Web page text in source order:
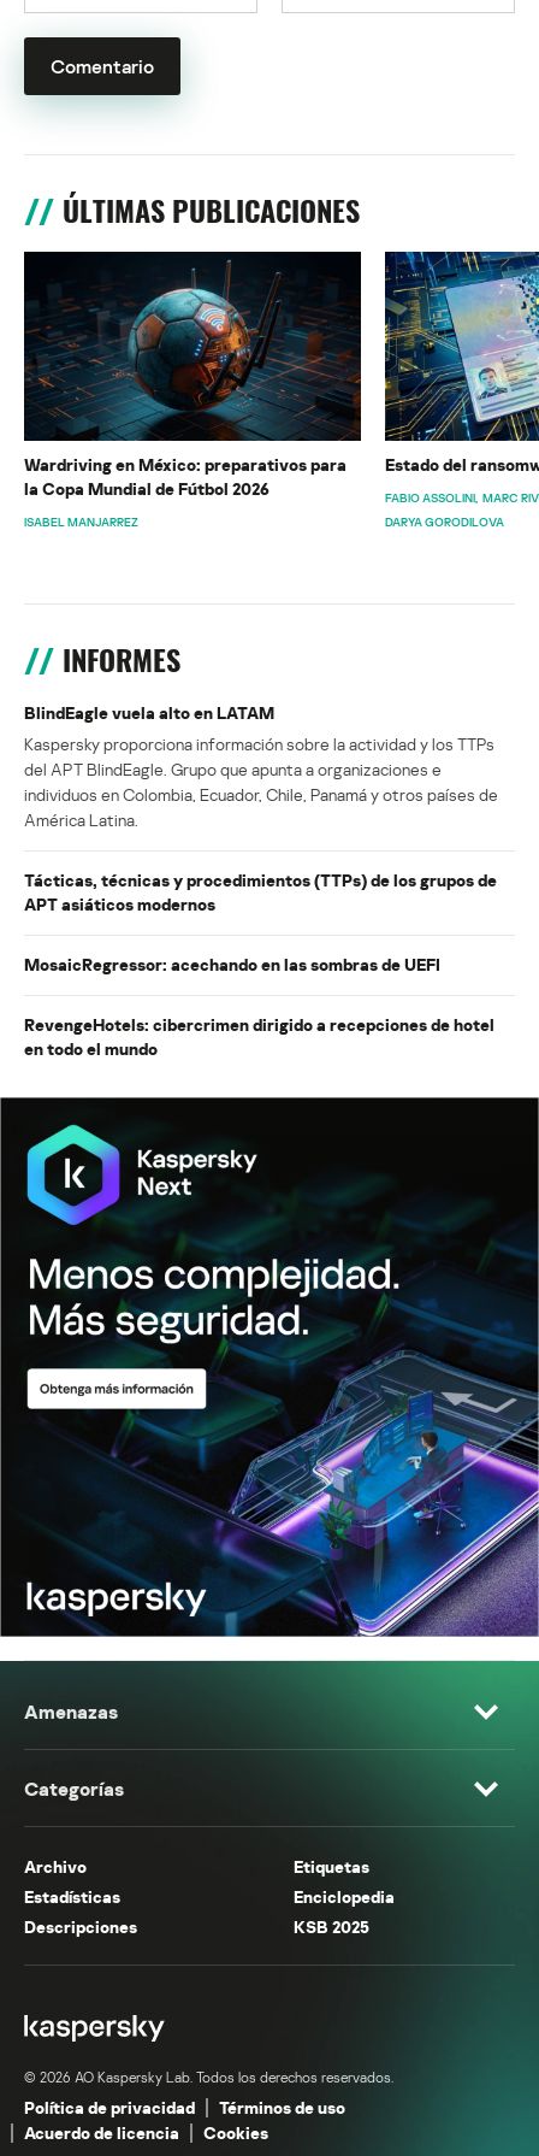
ÚLTIMAS PUBLICACIONES
Wardriving en México: preparativos para
la Copa Mundial de Fútbol 2026
ISABEL MANJARREZ
Estado del
FABIO ASSOLINI MARC
DARYA GORODILOVA
INFORMES
BlindEagle vuela alto en LATAM
Kaspersky proporciona información sobre la actividad y los TTPs
del APT BlindEagle. Grupo que apunta a organizaciones e
individuos en Colombia, Ecuador, Chile, Panamá y otros países de
América Latina.
Tácticas, técnicas y procedimientos (TTPs) de los grupos de
APT asiáticos modernos
MosaicRegressor: acechando en las sombras de UEFI
RevengeHotels: cibercrimen dirigido a recepciones de hotel
en todo el mundo
Amenazas
Categorías
Archivo
Etiquetas
Estadísticas
Enciclopedia
Descripciones
KSB 2025
© 2026 AO Kaspersky Lab. Todos los derechos reservados.
Política de privacidad
Términos de uso
Acuerdo de licencia
Cookies